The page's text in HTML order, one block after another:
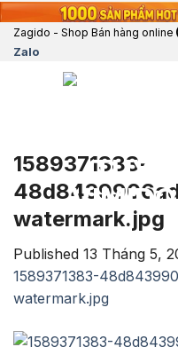
Zagido - Shop Bán hàng online
Zalo
1589371383-
watermark.jpg
Published 13 Tháng 5,
1589371383-
watermark.jpg